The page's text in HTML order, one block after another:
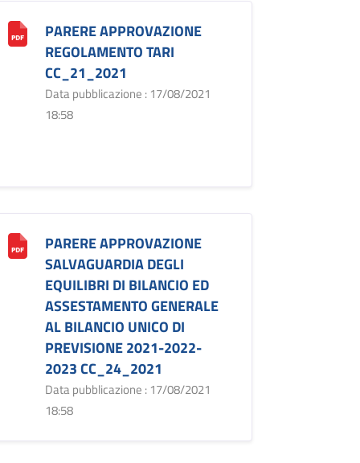
PARERE APPROVAZIONE
REGOLAMENTO TARI
CC_21_2021
Data pubblicazione : 17/08/2021
18:58
PARERE APPROVAZIONE
SALVAGUARDIA DEGLI
EQUILIBRI DI BILANCIO ED
ASSESTAMENTO GENERALE
AL BILANCIO UNICO DI
PREVISIONE 2021-2022-
2023 CC_24_2021
Data pubblicazione : 17/08/2021
18:58